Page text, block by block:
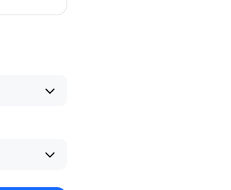
Штаны и шорты